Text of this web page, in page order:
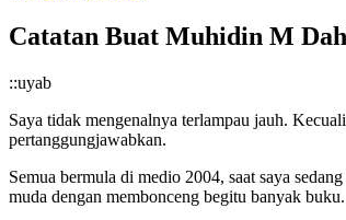
Catatan Buat Muhidin M
::uyab
Saya tidak mengenalnya terlampau jauh.
pertanggungjawabkan.
Semua bermula di medio 2004, saat saya
muda dengan membonceng begitu banyak